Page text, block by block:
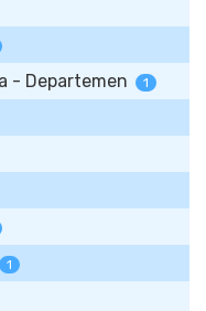
- Departemen 1
1